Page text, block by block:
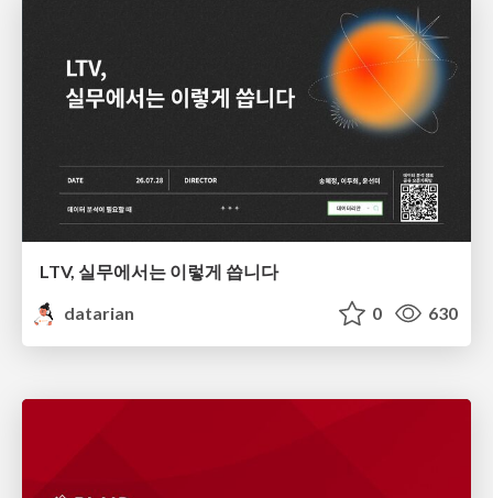
LTV, 실무에서는 이렇게 씁니다
datarian
0 630